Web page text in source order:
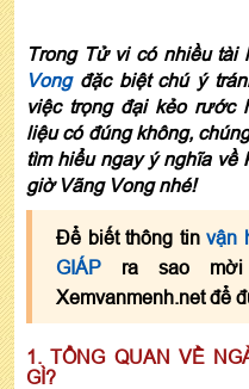
Trong Tử vi có nhiều tài
Vongđặc biệt chú ý
việc trọng đại kẻo rước
liệu có đúng không,
tìm hiểu ngay ý nghĩa về
giờ Vãng Vong nhé!
Để biết thông tin vận
GIÁP ra sao mời
Xemvanmenh.net để
1. TỔNG QUAN VỀ
GÌ?